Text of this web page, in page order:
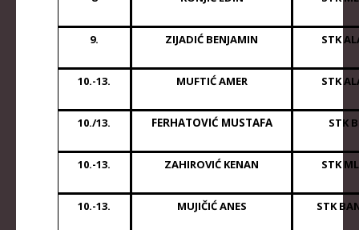
9. ZIJADIĆ BENJAMIN STK
10.-13. MUFTIĆ AMER STK
10./13. FERHATOVIĆ MUSTAFA STK
10.-13. ZAHIROVIĆ KENAN STK
10.-13. MUJIČIĆ ANES STK